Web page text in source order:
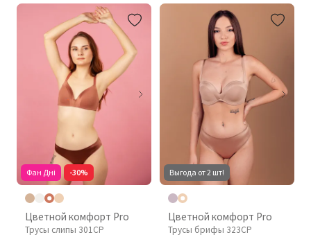
Фан Дні -30%
Цветной комфорт Pro
Трусы слипы 301CP
Выгода от 2 шт!
Цветной комфорт Pro
Трусы брифы 323CP